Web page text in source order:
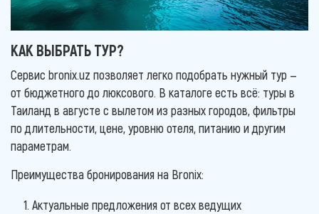
КАК ВЫБРАТЬ ТУР?
Сервис bronix.uz позволяет легко подобрать нужный тур —
от бюджетного до люксового. В каталоге есть всё: туры в
Таиланд в августе с вылетом из разных городов, фильтры
по длительности, цене, уровню отеля, питанию и другим
параметрам.
Преимущества бронирования на Bronix:
Актуальные предложения от всех ведущих